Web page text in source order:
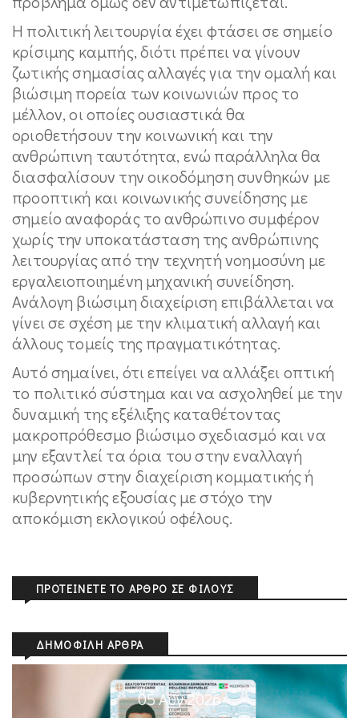
Η πολιτική λειτουργία έχει φτάσει σε σημείο
κρίσιμης καμπής, διότι πρέπει να γίνουν
ζωτικής σημασίας αλλαγές για την ομαλή και
βιώσιμη πορεία των κοινωνιών προς το
μέλλον, οι οποίες ουσιαστικά θα
οριοθετήσουν την κοινωνική και την
ανθρώπινη ταυτότητα, ενώ παράλληλα θα
διασφαλίσουν την οικοδόμηση συνθηκών με
προοπτική και κοινωνικής συνείδησης με
σημείο αναφοράς το ανθρώπινο συμφέρον
χωρίς την υποκατάσταση της ανθρώπινης
λειτουργίας από την τεχνητή νοημοσύνη με
εργαλειοποιημένη μηχανική συνείδηση.
Ανάλογη βιώσιμη διαχείριση επιβάλλεται να
γίνει σε σχέση με την κλιματική αλλαγή και
άλλους τομείς της πραγματικότητας.
Αυτό σημαίνει, ότι επείγει να αλλάξει οπτική
το πολιτικό σύστημα και να ασχοληθεί με την
δυναμική της εξέλιξης καταθέτοντας
μακροπρόθεσμο βιώσιμο σχεδιασμό και να
μην εξαντλεί τα όρια του στην εναλλαγή
προσώπων στην διαχείριση κομματικής ή
κυβερνητικής εξουσίας με στόχο την
αποκόμιση εκλογικού οφέλους.
ΠΡΟΤΕΊΝΕΤΕ ΤΟ ΆΡΘΡΟ ΣΕ ΦΊΛΟΥΣ
ΔΗΜΟΦΙΛΉ ΆΡΘΡΑ
05 Αυγ 2026